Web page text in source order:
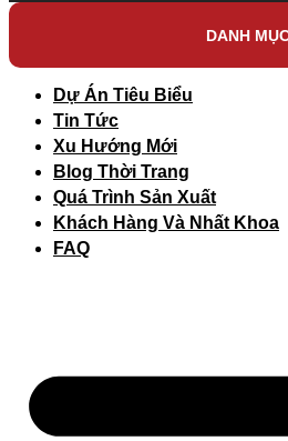
DANH
Dự Án Tiêu Biểu
Tin Tức
Xu Hướng Mới
Blog Thời Trang
Quá Trình Sản Xuất
Khách Hàng Và Nhất Khoa
FAQ